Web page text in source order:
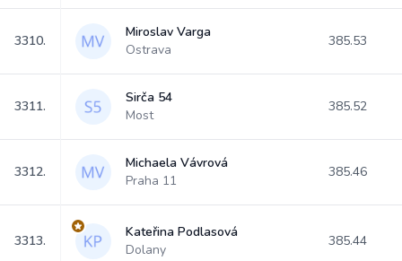
3310.
Miroslav Varga
Ostrava
385.53
3311.
Sirča 54
Most
385.52
3312.
Michaela Vávrová
Praha 11
385.46
3313.
Kateřina Podlasová
Dolany
385.44